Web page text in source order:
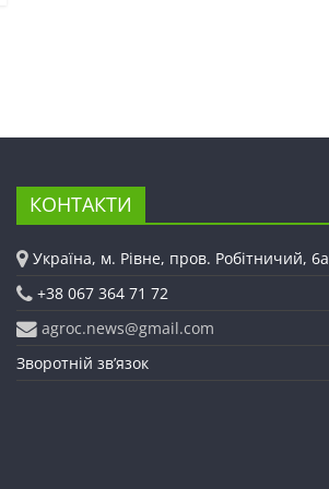
КОНТАКТИ
Україна, м. Рівне, пров. Робітничий, 6а
+38 067 364 71 72
agroc.news@gmail.com
Зворотній зв’язок